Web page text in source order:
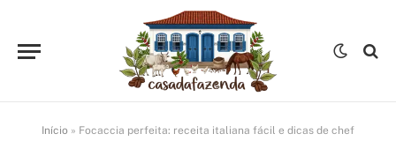
Início » Focaccia perfeita: receita italiana fácil e dicas de chef